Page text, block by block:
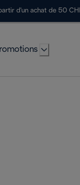
d'un achat de 50